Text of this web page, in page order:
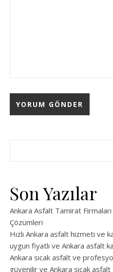
Son Yazılar
Ankara Asfalt Tamirat
Çözümleri
Hızlı Ankara asfalt hizmeti ve
uygun fiyatlı ve Ankara asfalt
Ankara sıcak asfalt ve
güvenilir ve Ankara sıcak asfalt